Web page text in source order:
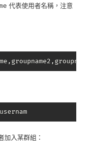
代表使用者名稱，注意
加入某群組：